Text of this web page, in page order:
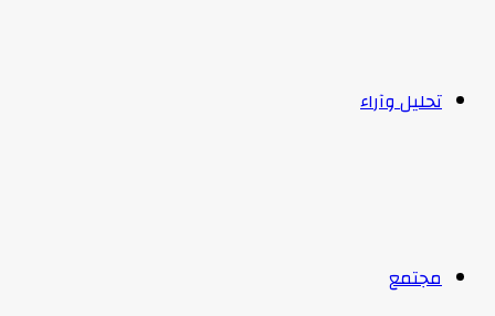
تحليل وآراء
مجتمع